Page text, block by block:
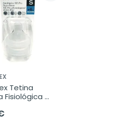
Tetina
Fisiológica